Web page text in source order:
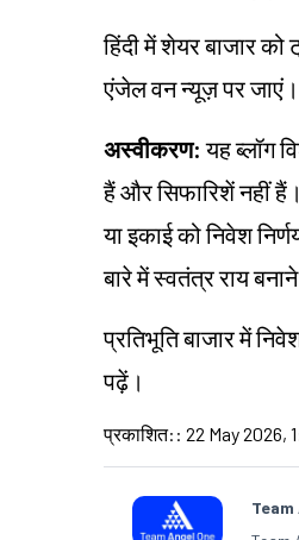
हिंदी में शेयर बाजार
एंजेल वन न्यूज़ पर जाएं।
अस्वीकरण: यह ब्लॉग
हैं और सिफारिशें नहीं
या इकाई को निवेश
बारे में स्वतंत्र राय
प्रतिभूति बाजार में
पढ़ें।
प्रकाशित: : 22 May 2026,
Team